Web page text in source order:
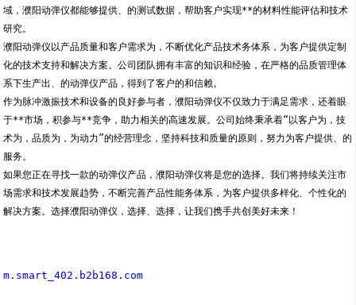
域，濮阳动弹仪都能够提供、的测试数据，帮助客户实现**的材料性能评估和技术
研究。
濮阳动弹仪以产品质量和客户需求为，不断优化产品技术务体系，为客户提供定制
化的技术支持和解决方案。公司团队拥有丰富的知识和经验，在严格的品质管理体
系下生产出、的动弹仪产品，得到了客户的和信赖。
作为脉冲激振技术和设备的良好参与者，濮阳动弹仪不仅致力于满足需求，还着眼
于**市场，积参与**竞争，助力相关的高速发展。公司始终秉承着“以客户为，技
术为，品质为，为动力”的经营理念，坚持科技和质量的原则，努力为客户提供、的
服务。
如果您正在寻找一款的动弹仪产品，濮阳动弹仪将是您的选择。我们将持续关注市
场需求和技术发展趋势，不断完善产品性能务体系，为客户提供多样化、个性化的
解决方案。选择濮阳动弹仪，选择、选择，让我们携手共创美好未来！
m.smart_402.b2b168.com